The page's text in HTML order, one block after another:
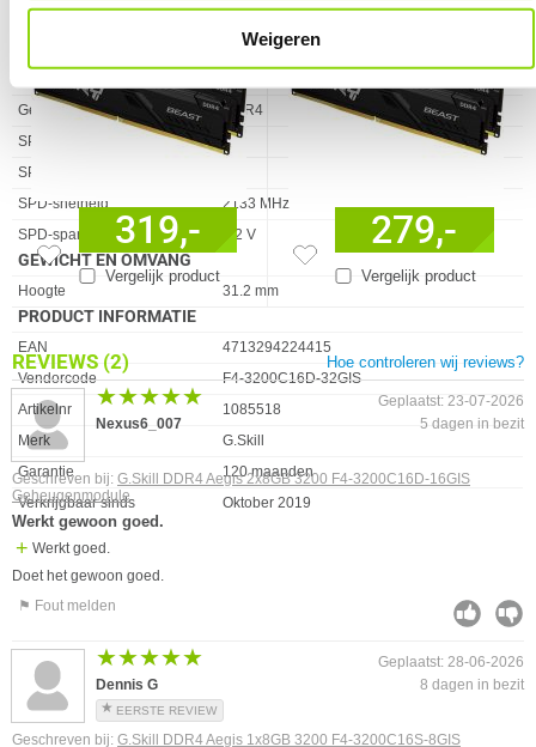
Weigeren
Geheugen Type
DDR4
SPD profiel
✓︎
SPD-latentie
SPD-snelheid
2133 MHz
SPD-spanning
1.2 V
GEWICHT EN OMVANG
Eigenschap Waarde
Hoogte 31.2 mm
PRODUCT INFORMATIE
EAN
4713294224415
Vendorcode
F4-3200C16D-32GIS
Artikelnr
1085518
Merk
G.Skill
Garantie
120 maanden
Verkrijgbaar sinds
Oktober 2019
⚑ Fout melden
Vergelijk product
319,-
Vergelijk product
279,-
REVIEWS (2) Hoe controleren wij reviews?
★★★★★
★★★★★
Nexus6_007
Geschreven bij: G.Skill DDR4 Aegis 2x8GB 3200 F4-3200C16D-16GIS
Geheugenmodule
Geplaatst: 23-07-2026
5 dagen in bezit
Werkt gewoon goed.
Werkt goed.
Doet het gewoon goed.
★★★★★
★★★★★
Dennis G
EERSTE REVIEW
Geschreven bij: G.Skill DDR4 Aegis 1x8GB 3200 F4-3200C16S-8GIS
Geplaatst: 28-06-2026
8 dagen in bezit